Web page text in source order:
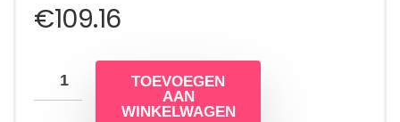
€109.16
TOEVOEGEN
AAN
WINKELWAGEN